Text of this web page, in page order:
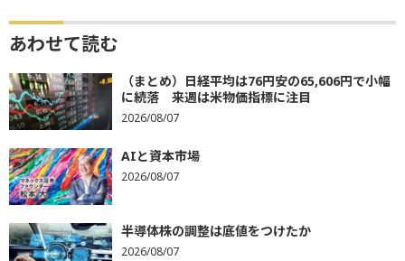
あわせて読む
（まとめ）日経平均は76円安の65,606円で小幅
に続落 来週は米物価指標に注目
2026/08/07
AIと資本市場
2026/08/07
半導体株の調整は底値をつけたか
2026/08/07